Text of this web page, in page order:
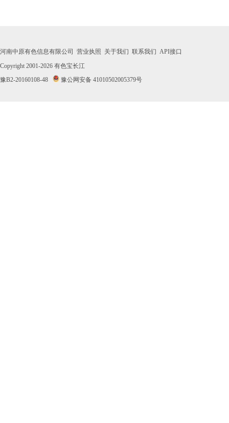
· 2026年07月29日有色宝长江1#锌价格市场行情
· 2026年07月28日有色宝长江1#锌价格市场行情
河南中原有色信息有限公司 营业执照 关于我们 联系我们 API接口
Copyright 2001-2026 有色宝长江
豫B2-20160108-48
豫公网安备 41010502005379号